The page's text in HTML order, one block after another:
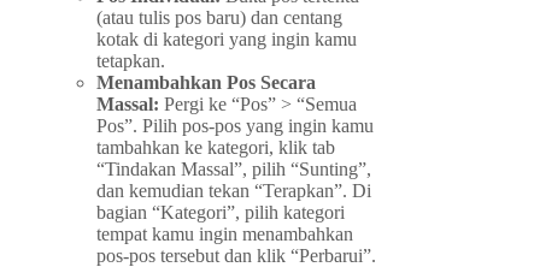
(atau tulis pos baru) dan centang
kotak di kategori yang ingin kamu
tetapkan.
Menambahkan Pos Secara
Massal: Pergi ke “Pos” > “Semua
Pos”. Pilih pos-pos yang ingin kamu
tambahkan ke kategori, klik tab
“Tindakan Massal”, pilih “Sunting”,
dan kemudian tekan “Terapkan”. Di
bagian “Kategori”, pilih kategori
tempat kamu ingin menambahkan
pos-pos tersebut dan klik “Perbarui”.